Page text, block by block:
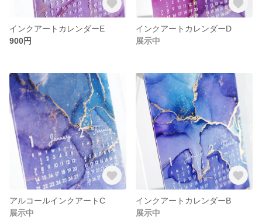
インクアートカレンダーE
900円
インクアートカレンダーD
展示中
アルコールインクアートC
展示中
インクアートカレンダーB
展示中